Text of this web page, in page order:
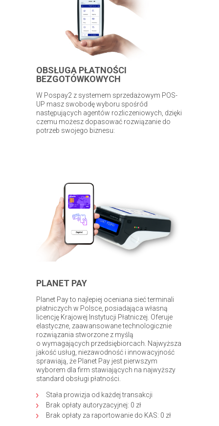
OBSŁUGA PŁATNOŚCI
BEZGOTÓWKOWYCH
W Pospay2 z systemem sprzedażowym POS-
UP masz swobodę wyboru spośród
następujących agentów rozliczeniowych, dzięki
czemu możesz dopasować rozwiązanie do
potrzeb swojego biznesu:
PLANET PAY
Planet Pay to najlepiej oceniana sieć terminali
płatniczych w Polsce, posiadająca własną
licencję Krajowej Instytucji Płatniczej. Oferuje
elastyczne, zaawansowane technologicznie
rozwiązania stworzone z myślą
o wymagających przedsiębiorcach. Najwyższa
jakość usług, niezawodność i innowacyjność
sprawiają, że Planet Pay jest pierwszym
wyborem dla firm stawiających na najwyższy
standard obsługi płatności.
Stała prowizja od każdej transakcji
Brak opłaty autoryzacyjnej: 0 zł
Brak opłaty za raportowanie do KAS: 0 zł